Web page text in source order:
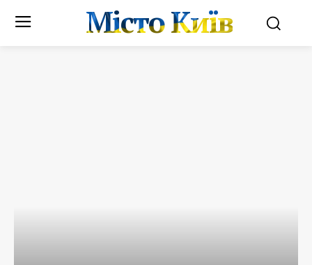
Місто Київ